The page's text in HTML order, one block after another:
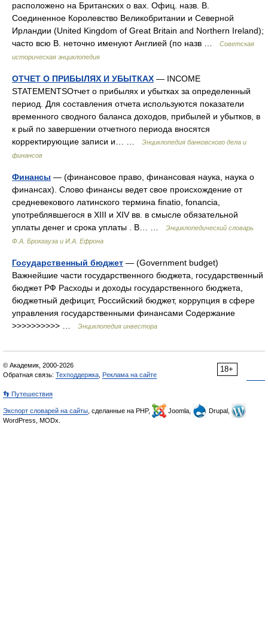
расположено на Британских о вах. Офиц. назв. В.
Соединенное Королевство Великобритании и Северной
Ирландии (United Kingdom of Great Britain and Northern Ireland);
часто всю В. неточно именуют Англией (по назв …
Советская
историческая энциклопедия
ОТЧЕТ О ПРИБЫЛЯХ И УБЫТКАХ — INCOME
STATEMENTSОтчет о прибылях и убытках за определенный
период. Для составления отчета используются показатели
временного сводного баланса доходов, прибылей и убытков, в
к рый по завершении отчетного периода вносятся
корректирующие записи и… …
Энциклопедия банковского дела и
финансов
Финансы — (финансовое право, финансовая наука, наука о
финансах). Слово финансы ведет свое происхождение от
средневекового латинского термина finatio, fonancia,
употреблявшегося в XIII и XIV вв. в смысле обязательной
уплаты денег и срока уплаты . В… …
Энциклопедический словарь
Ф.А. Брокгауза и И.А. Ефрона
Государственный бюджет — (Government budget)
Важнейшие части государственного бюджета, государственный
бюджет РФ Расходы и доходы государственного бюджета,
бюджетный дефицит, Российский бюджет, коррупция в сфере
управления государственными финансами Содержание
>>>>>>>>>> …
Энциклопедия инвестора
18+
© Академик, 2000-2026
Обратная связь: Техподдержка Реклама на сайте
👣 Путешествия
Экспорт словарей на сайты , сделанные на PHP, Joomla,
Drupal,
WordPress, MODx.